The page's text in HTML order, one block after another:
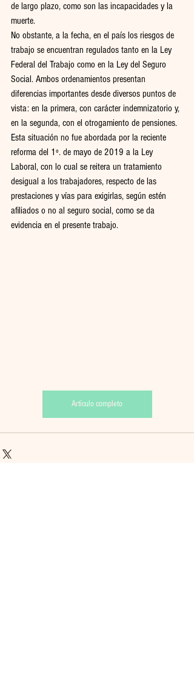
de largo plazo, como son las incapacidades y la
muerte.
No obstante, a la fecha, en el país los riesgos de
trabajo se encuentran regulados tanto en la Ley
Federal del Trabajo como en la Ley del Seguro
Social. Ambos ordenamientos presentan
diferencias importantes desde diversos puntos de
vista: en la primera, con carácter indemnizatorio y,
en la segunda, con el otrogamiento de pensiones.
Esta situación no fue abordada por la reciente
reforma del 1º. de mayo de 2019 a la Ley
Laboral, con lo cual se reitera un tratamiento
desigual a los trabajadores, respecto de las
prestaciones y vías para exigirlas, según estén
afiliados o no al seguro social, como se da
evidencia en el presente trabajo.
Artículo completo